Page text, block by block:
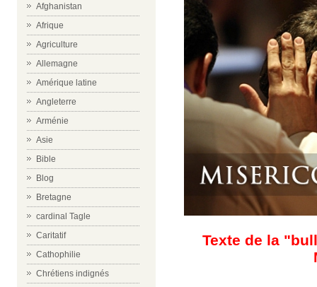
Afghanistan
Afrique
Agriculture
Allemagne
Amérique latine
Angleterre
Arménie
Asie
Bible
Blog
Bretagne
cardinal Tagle
Caritatif
Cathophilie
Chrétiens indignés
Texte de la